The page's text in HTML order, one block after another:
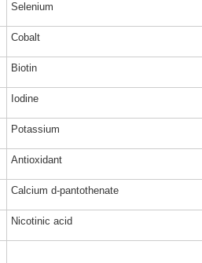
Selenium
Cobalt
Biotin
Iodine
Potassium
Antioxidant
Calcium d-pantothenate
Nicotinic acid